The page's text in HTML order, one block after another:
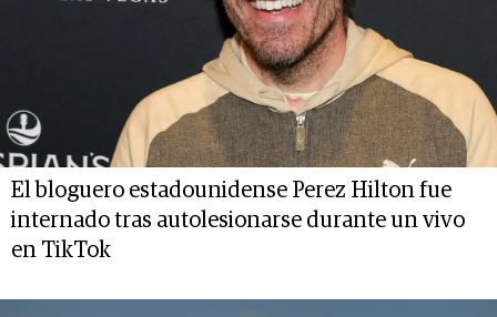
El bloguero estadounidense Perez Hilton fue
internado tras autolesionarse durante un vivo
en TikTok